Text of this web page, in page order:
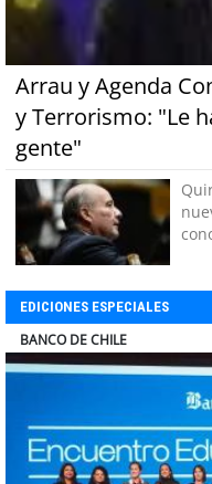
Arrau y Agenda
y Terrorismo: "Le
gente"
EDICIONES ESPECIALES
ELECTROLUX